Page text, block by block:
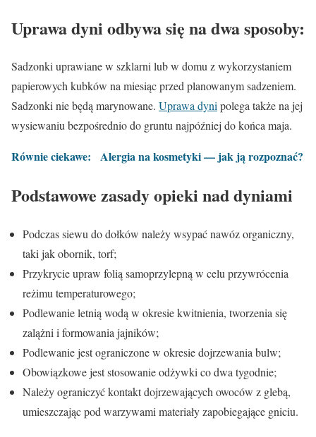
Uprawa dyni odbywa się na dwa sposoby:
Sadzonki uprawiane w szklarni lub w domu z wykorzystaniem
papierowych kubków na miesiąc przed planowanym sadzeniem.
Sadzonki nie będą marynowane. Uprawa dynipolega także na jej
wysiewaniu bezpośrednio do gruntu najpóźniej do końca maja.
Równie ciekawe: Alergia na kosmetyki — jak ją rozpoznać?
Podstawowe zasady opieki nad dyniami
Podczas siewu do dołków należy wsypać nawóz organiczny,
taki jak obornik, torf;
Przykrycie upraw folią samoprzylepną w celu przywrócenia
reżimu temperaturowego;
Podlewanie letnią wodą w okresie kwitnienia, tworzenia się
zalążni i formowania jajników;
Podlewanie jest ograniczone w okresie dojrzewania bulw;
Obowiązkowe jest stosowanie odżywki co dwa tygodnie;
Należy ograniczyć kontakt dojrzewających owoców z glebą,
umieszczając pod warzywami materiały zapobiegające gniciu.